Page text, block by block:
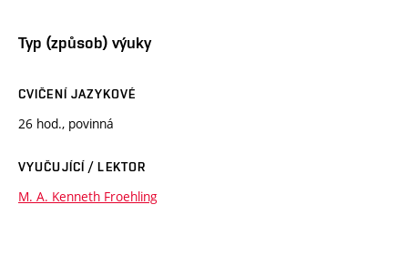
Typ (způsob) výuky
CVIČENÍ JAZYKOVÉ
26 hod., povinná
VYUČUJÍCÍ / LEKTOR
M. A. Kenneth Froehling